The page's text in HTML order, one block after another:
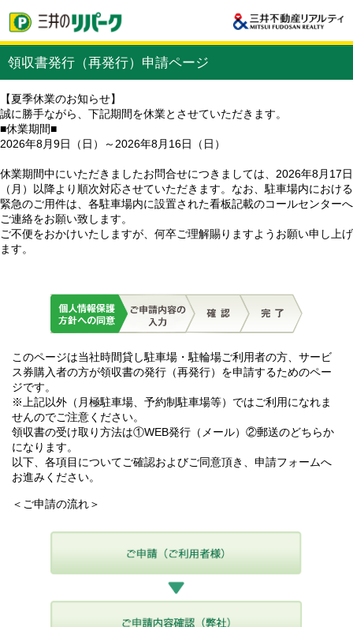
領収書発行（再発行）申請ページ
【夏季休業のお知らせ】
誠に勝手ながら、下記期間を休業とさせていただきます。
■休業期間■
2026年8月9日（日）～2026年8月16日（日）
休業期間中にいただきましたお問合せにつきましては、2026年8月17日
（月）以降より順次対応させていただきます。なお、駐車場内における
緊急のご用件は、各駐車場内に設置された看板記載のコールセンターへ
ご連絡をお願い致します。
ご不便をおかけいたしますが、何卒ご理解賜りますようお願い申し上げ
ます。
このページは当社時間貸し駐車場・駐輪場ご利用者の方、サービ
ス券購入者の方が領収書の発行（再発行）を申請するためのペー
ジです。
※上記以外（月極駐車場、予約制駐車場等）ではご利用になれま
せんのでご注意ください。
領収書の受け取り方法は①WEB発行（メール）②郵送のどちらか
になります。
以下、各項目についてご確認およびご同意頂き、申請フォームへ
お進みください。
＜ご申請の流れ＞